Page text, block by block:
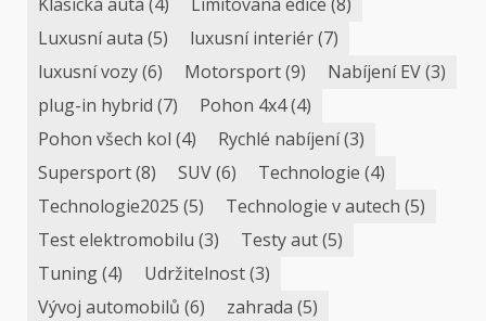
Klasická auta (4) Limitovaná edice (8)
Luxusní auta (5) luxusní interiér(7)
luxusní vozy(6) Motorsport(9) Nabíjení EV(3)
plug-in hybrid (7) Pohon 4x4(4)
Pohon všech kol (4) Rychlé nabíjení(3)
Supersport(8) SUV(6) Technologie (4)
Technologie2025 (5) Technologie v autech (5)
Test elektromobilu (3) Testy aut(5)
Tuning(4) Udržitelnost(3)
Vývoj automobilů (6) zahrada (5)